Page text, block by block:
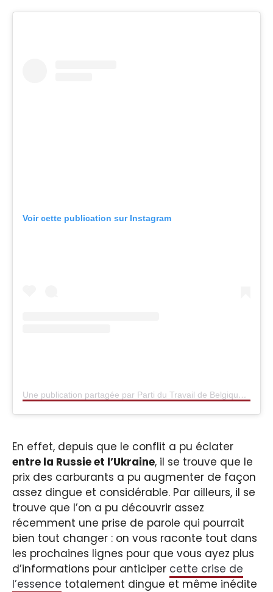
Voir cette publication sur Instagram
Une publication partagée par Parti du Travail de Belgique (@ptbbelgique)
En effet, depuis que le conflit a pu éclater
entre la Russie et l’Ukraine, il se trouve que le
prix des carburants a pu augmenter de façon
assez dingue et considérable. Par ailleurs, il se
trouve que l’on a pu découvrir assez
récemment une prise de parole qui pourrait
bien tout changer : on vous raconte tout dans
les prochaines lignes pour que vous ayez plus
d’informations pour anticiper cette crise de
l’essence totalement dingue et même inédite